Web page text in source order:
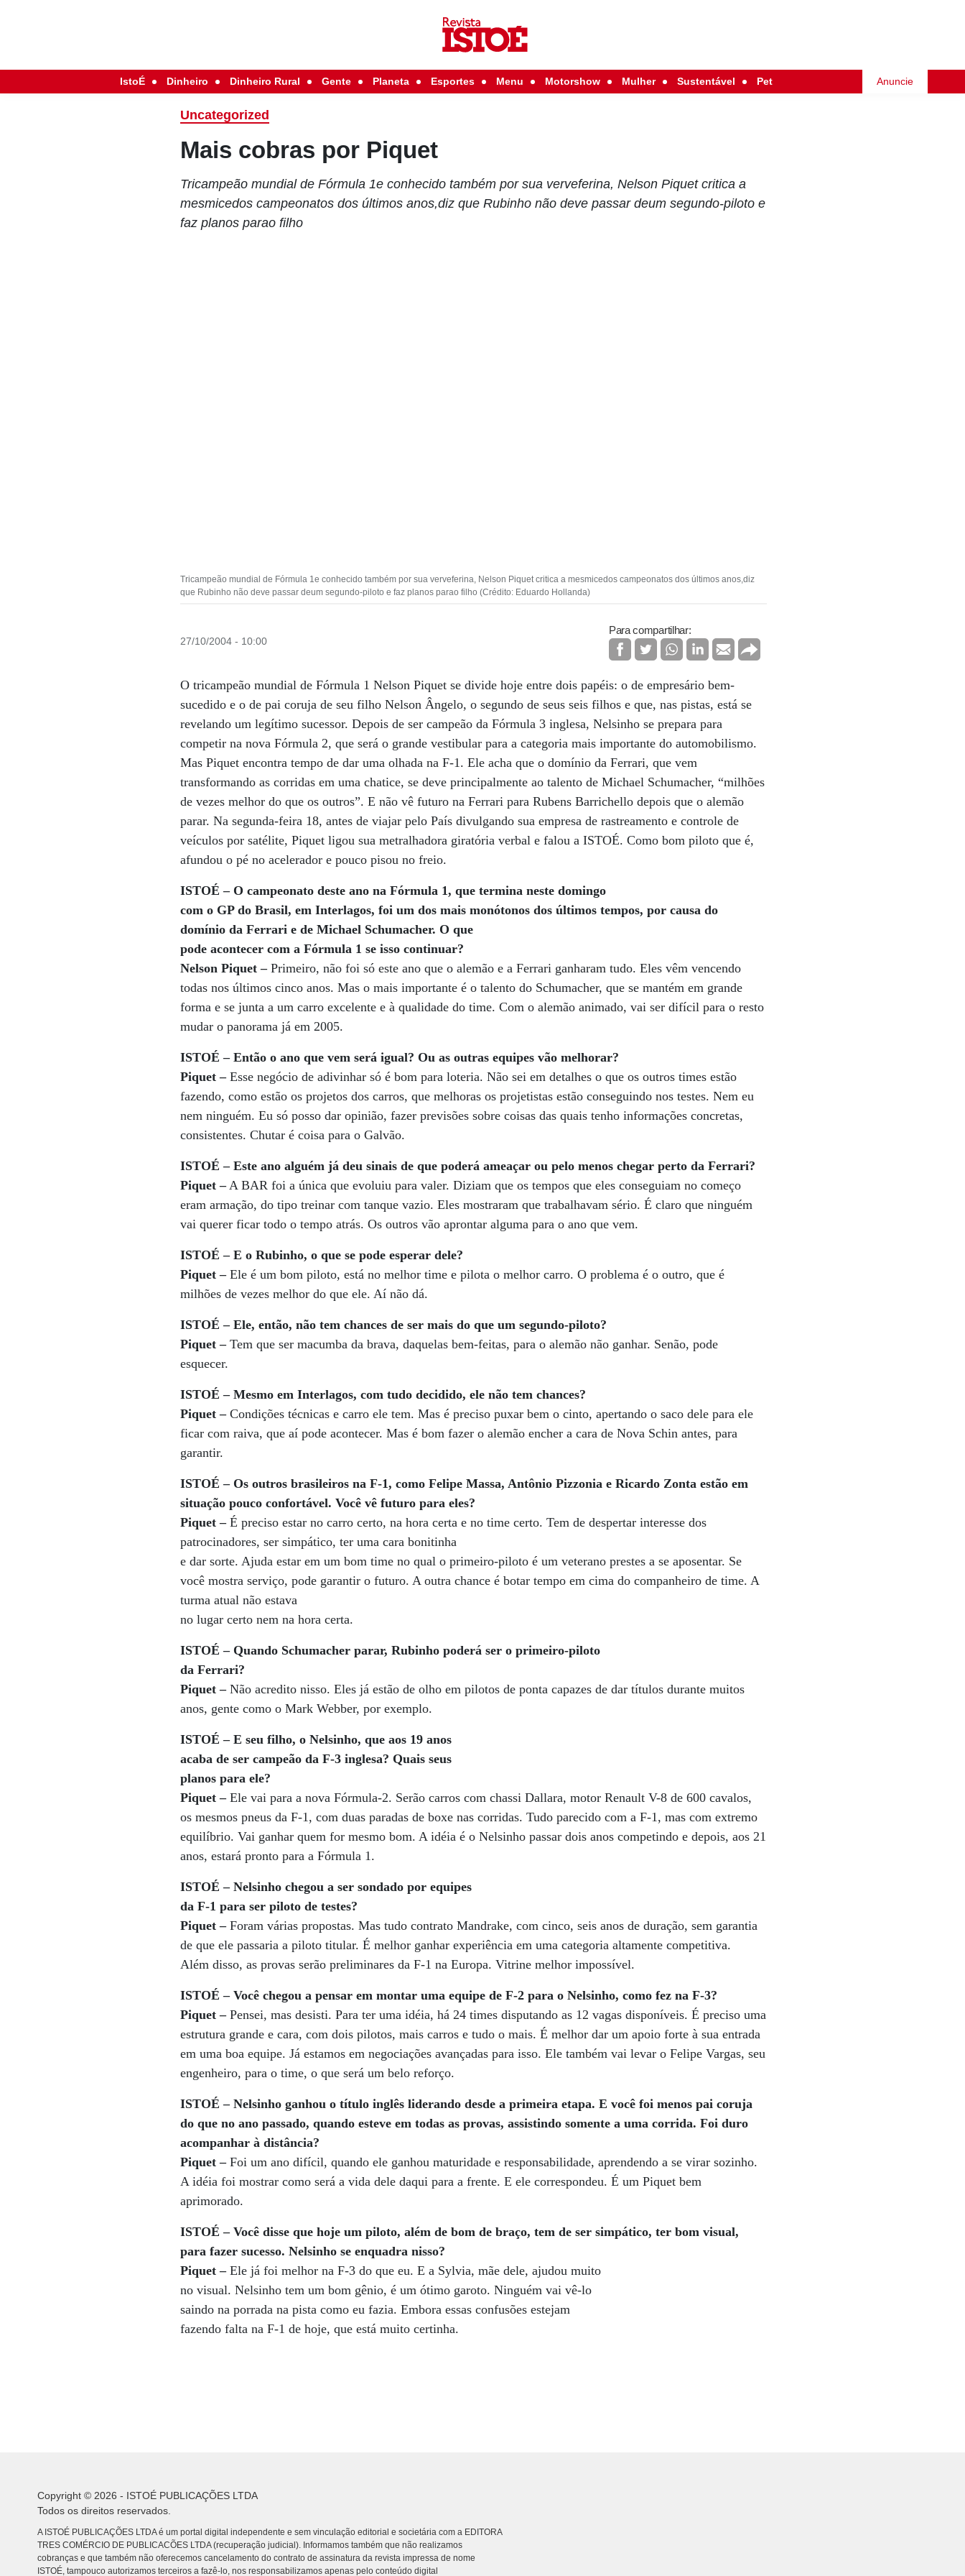
IstoÉ Dinheiro Dinheiro Rural Gente Planeta Esportes Menu Motorshow Mulher Sustentável Pet Anuncie
Uncategorized
Mais cobras por Piquet
Tricampeão mundial de Fórmula 1e conhecido também por sua verveferina, Nelson Piquet critica a
mesmicedos campeonatos dos últimos anos,diz que Rubinho não deve passar deum segundo-piloto e
faz planos parao filho
Tricampeão mundial de Fórmula 1e conhecido também por sua verveferina, Nelson Piquet critica a mesmicedos campeonatos dos últimos anos,diz
que Rubinho não deve passar deum segundo-piloto e faz planos parao filho (Crédito: Eduardo Hollanda)
27/10/2004 - 10:00
Para compartilhar:
O tricampeão mundial de Fórmula 1 Nelson Piquet se divide hoje entre dois papéis: o de empresário bem-
sucedido e o de pai coruja de seu filho Nelson Ângelo, o segundo de seus seis filhos e que, nas pistas, está se
revelando um legítimo sucessor. Depois de ser campeão da Fórmula 3 inglesa, Nelsinho se prepara para
competir na nova Fórmula 2, que será o grande vestibular para a categoria mais importante do automobilismo.
Mas Piquet encontra tempo de dar uma olhada na F-1. Ele acha que o domínio da Ferrari, que vem
transformando as corridas em uma chatice, se deve principalmente ao talento de Michael Schumacher, “milhões
de vezes melhor do que os outros”. E não vê futuro na Ferrari para Rubens Barrichello depois que o alemão
parar. Na segunda-feira 18, antes de viajar pelo País divulgando sua empresa de rastreamento e controle de
veículos por satélite, Piquet ligou sua metralhadora giratória verbal e falou a ISTOÉ. Como bom piloto que é,
afundou o pé no acelerador e pouco pisou no freio.
ISTOÉ – O campeonato deste ano na Fórmula 1, que termina neste domingo
com o GP do Brasil, em Interlagos, foi um dos mais monótonos dos últimos tempos, por causa do
domínio da Ferrari e de Michael Schumacher. O que
pode acontecer com a Fórmula 1 se isso continuar?
Nelson Piquet –Primeiro, não foi só este ano que o alemão e a Ferrari ganharam tudo. Eles vêm vencendo
todas nos últimos cinco anos. Mas o mais importante é o talento do Schumacher, que se mantém em grande
forma e se junta a um carro excelente e à qualidade do time. Com o alemão animado, vai ser difícil para o resto
mudar o panorama já em 2005.
ISTOÉ – Então o ano que vem será igual? Ou as outras equipes vão melhorar?
Piquet –Esse negócio de adivinhar só é bom para loteria. Não sei em detalhes o que os outros times estão
fazendo, como estão os projetos dos carros, que melhoras os projetistas estão conseguindo nos testes. Nem eu
nem ninguém. Eu só posso dar opinião, fazer previsões sobre coisas das quais tenho informações concretas,
consistentes. Chutar é coisa para o Galvão.
ISTOÉ – Este ano alguém já deu sinais de que poderá ameaçar ou pelo menos chegar perto da Ferrari?
Piquet –A BAR foi a única que evoluiu para valer. Diziam que os tempos que eles conseguiam no começo
eram armação, do tipo treinar com tanque vazio. Eles mostraram que trabalhavam sério. É claro que ninguém
vai querer ficar todo o tempo atrás. Os outros vão aprontar alguma para o ano que vem.
ISTOÉ – E o Rubinho, o que se pode esperar dele?
Piquet –Ele é um bom piloto, está no melhor time e pilota o melhor carro. O problema é o outro, que é
milhões de vezes melhor do que ele. Aí não dá.
ISTOÉ – Ele, então, não tem chances de ser mais do que um segundo-piloto?
Piquet –Tem que ser macumba da brava, daquelas bem-feitas, para o alemão não ganhar. Senão, pode
esquecer.
ISTOÉ – Mesmo em Interlagos, com tudo decidido, ele não tem chances?
Piquet –Condições técnicas e carro ele tem. Mas é preciso puxar bem o cinto, apertando o saco dele para ele
ficar com raiva, que aí pode acontecer. Mas é bom fazer o alemão encher a cara de Nova Schin antes, para
garantir.
ISTOÉ – Os outros brasileiros na F-1, como Felipe Massa, Antônio Pizzonia e Ricardo Zonta estão em
situação pouco confortável. Você vê futuro para eles?
Piquet –É preciso estar no carro certo, na hora certa e no time certo. Tem de despertar interesse dos
patrocinadores, ser simpático, ter uma cara bonitinha
e dar sorte. Ajuda estar em um bom time no qual o primeiro-piloto é um veterano prestes a se aposentar. Se
você mostra serviço, pode garantir o futuro. A outra chance é botar tempo em cima do companheiro de time. A
turma atual não estava
no lugar certo nem na hora certa.
ISTOÉ – Quando Schumacher parar, Rubinho poderá ser o primeiro-piloto
da Ferrari?
Piquet –Não acredito nisso. Eles já estão de olho em pilotos de ponta capazes de dar títulos durante muitos
anos, gente como o Mark Webber, por exemplo.
ISTOÉ – E seu filho, o Nelsinho, que aos 19 anos
acaba de ser campeão da F-3 inglesa? Quais seus
planos para ele?
Piquet –Ele vai para a nova Fórmula-2. Serão carros com chassi Dallara, motor Renault V-8 de 600 cavalos,
os mesmos pneus da F-1, com duas paradas de boxe nas corridas. Tudo parecido com a F-1, mas com extremo
equilíbrio. Vai ganhar quem for mesmo bom. A idéia é o Nelsinho passar dois anos competindo e depois, aos 21
anos, estará pronto para a Fórmula 1.
ISTOÉ – Nelsinho chegou a ser sondado por equipes
da F-1 para ser piloto de testes?
Piquet –Foram várias propostas. Mas tudo contrato Mandrake, com cinco, seis anos de duração, sem garantia
de que ele passaria a piloto titular. É melhor ganhar experiência em uma categoria altamente competitiva.
Além disso, as provas serão preliminares da F-1 na Europa. Vitrine melhor impossível.
ISTOÉ – Você chegou a pensar em montar uma equipe de F-2 para o Nelsinho, como fez na F-3?
Piquet –Pensei, mas desisti. Para ter uma idéia, há 24 times disputando as 12 vagas disponíveis. É preciso uma
estrutura grande e cara, com dois pilotos, mais carros e tudo o mais. É melhor dar um apoio forte à sua entrada
em uma boa equipe. Já estamos em negociações avançadas para isso. Ele também vai levar o Felipe Vargas, seu
engenheiro, para o time, o que será um belo reforço.
ISTOÉ – Nelsinho ganhou o título inglês liderando desde a primeira etapa. E você foi menos pai coruja
do que no ano passado, quando esteve em todas as provas, assistindo somente a uma corrida. Foi duro
acompanhar à distância?
Piquet –Foi um ano difícil, quando ele ganhou maturidade e responsabilidade, aprendendo a se virar sozinho.
A idéia foi mostrar como será a vida dele daqui para a frente. E ele correspondeu. É um Piquet bem
aprimorado.
ISTOÉ – Você disse que hoje um piloto, além de bom de braço, tem de ser simpático, ter bom visual,
para fazer sucesso. Nelsinho se enquadra nisso?
Piquet –Ele já foi melhor na F-3 do que eu. E a Sylvia, mãe dele, ajudou muito
no visual. Nelsinho tem um bom gênio, é um ótimo garoto. Ninguém vai vê-lo
saindo na porrada na pista como eu fazia. Embora essas confusões estejam
fazendo falta na F-1 de hoje, que está muito certinha.
Copyright © 2026 - ISTOÉ PUBLICAÇÕES LTDA
Todos os direitos reservados.
A ISTOÉ PUBLICAÇÕES LTDA é um portal digital independente e sem vinculação editorial e societária com a EDITORA
TRES COMÉRCIO DE PUBLICACÕES LTDA (recuperação judicial). Informamos também que não realizamos
cobranças e que também não oferecemos cancelamento do contrato de assinatura da revista impressa de nome
ISTOÉ, tampouco autorizamos terceiros a fazê-lo, nos responsabilizamos apenas pelo conteúdo digital